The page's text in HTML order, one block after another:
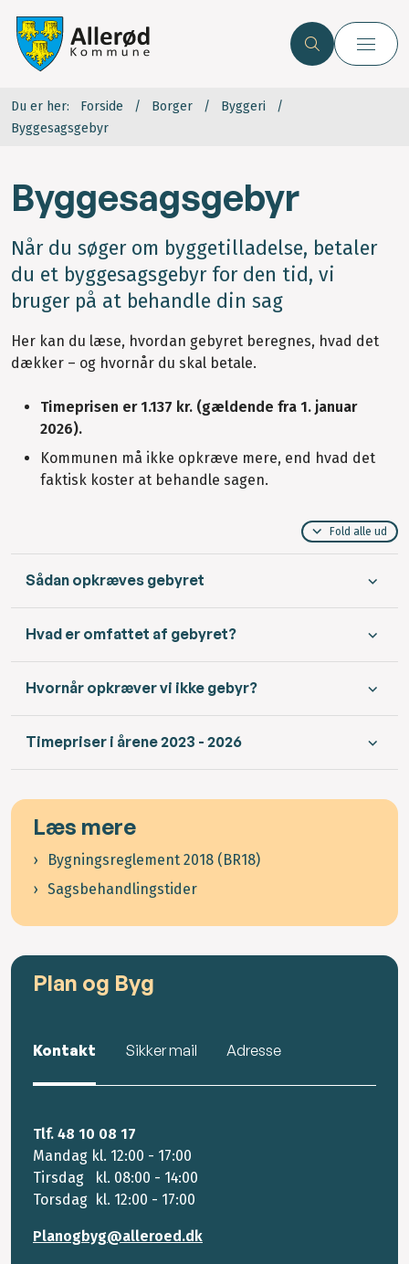
Du er her: Forside Borger
Byggeri
Byggesagsgebyr
Byggesagsgebyr
Når du søger om byggetilladelse, betaler
du et byggesagsgebyr for den tid, vi
bruger på at behandle din sag
Her kan du læse, hvordan gebyret beregnes, hvad det
dækker – og hvornår du skal betale.
Timeprisen er 1.137 kr. (gældende fra 1. januar
2026).
Kommunen må ikke opkræve mere, end hvad det
faktisk koster at behandle sagen.
Fold alle ud
Sådan opkræves gebyret
Hvad er omfattet af gebyret?
Hvornår opkræver vi ikke gebyr?
Timepriser i årene 2023 - 2026
Læs mere
Bygningsreglement 2018 (BR18)
Sagsbehandlingstider
Plan og Byg
Kontakt Sikker mail Adresse
Tlf. 48 10 08 17
Mandag kl. 12:00 - 17:00
Tirsdag kl. 08:00 - 14:00
Torsdag kl. 12:00 - 17:00
Planogbyg@alleroed.dk